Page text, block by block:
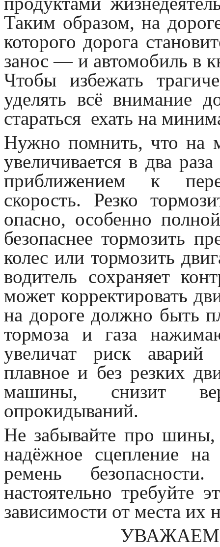
Таким образом, на
которого дорога
занос — и автомобиль в
Чтобы избежать
уделять всё внимание
стараться ехать на
Нужно помнить, что на
увеличивается в два
приближением к
скорость. Резко
опасно, особенно
безопаснее тормозить
колес или тормозить
водитель сохраняет
может корректировать
на дороге должно быть
тормоза и газа
увеличат риск аварий
плавное и без резких
машины, снизит
опрокидываний.
Не забывайте про шины,
надёжное сцепление
ремень
настоятельно требуйте
зависимости от места их